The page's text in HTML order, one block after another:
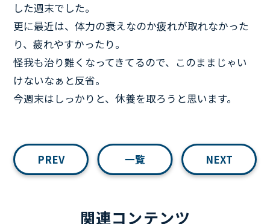
した週末でした。
更に最近は、体力の衰えなのか疲れが取れなかった
り、疲れやすかったり。
怪我も治り難くなってきてるので、このままじゃい
けないなぁと反省。
今週末はしっかりと、休養を取ろうと思います。
PREV 一覧 NEXT
関連コンテンツ